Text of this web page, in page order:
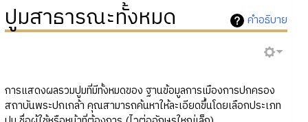
คำอธิบาย
ปูมสาธารณะทั้งหมด
การแสดงผลรวมปูมที่มีทั้งหมดของ ฐานข้อมูลการเมืองการปกครอง
สถาบันพระปกเกล้า คุณสามารถค้นหาให้ละเอียดขึ้นโดยเลือกประเภท